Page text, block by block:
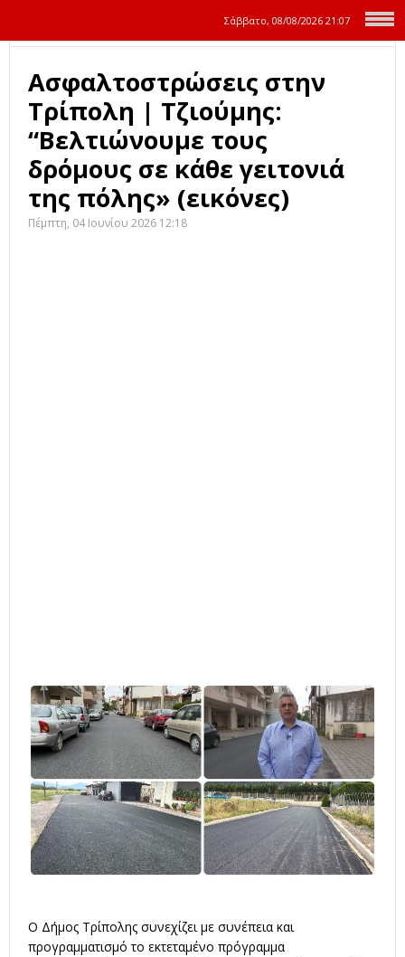
Σάββατο, 08/08/2026 21:07
Ασφαλτοστρώσεις στην
Τρίπολη | Τζιούμης:
“Βελτιώνουμε τους
δρόμους σε κάθε γειτονιά
της πόλης» (εικόνες)
Πέμπτη, 04 Ιουνίου 2026 12:18
Ο Δήμος Τρίπολης συνεχίζει με συνέπεια και
προγραμματισμό το εκτεταμένο πρόγραμμα